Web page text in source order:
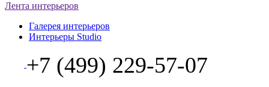
Лента интерьеров
Галерея интерьеров
Интерьеры Studio
+7 (499) 229-57-07